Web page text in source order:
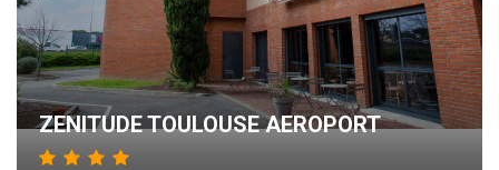
ZENITUDE TOULOUSE AEROPORT